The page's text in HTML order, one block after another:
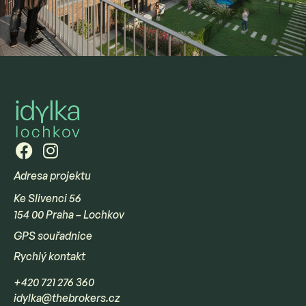
Adresa projektu
Ke Slivenci 56
154 00 Praha – Lochkov
GPS souřadnice
Rychlý kontakt
+420 721 276 360
idylka@thebrokers.cz